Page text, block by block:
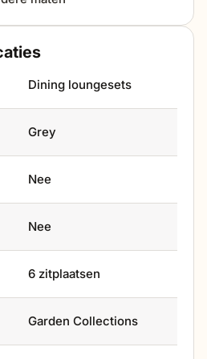
Dining loungesets
Grey
Nee
Nee
6 zitplaatsen
Garden Collections